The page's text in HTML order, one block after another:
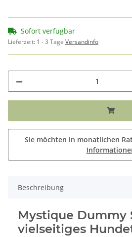
Sofort verfügbar
Lieferzeit: 1 - 3 Tage Versandinfo
Sie möchten in monatlichen
Beschreibung
Mystique Dummy
vielseitiges